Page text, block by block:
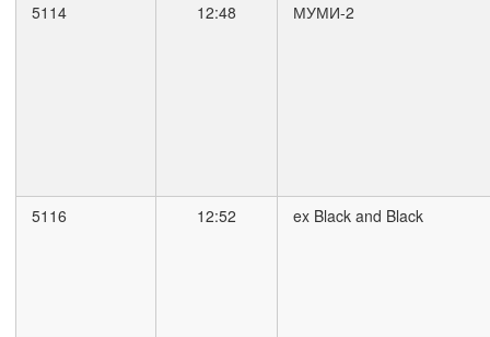
5114 12:48 МУМИ-2
5116 12:52 ex Black and Black